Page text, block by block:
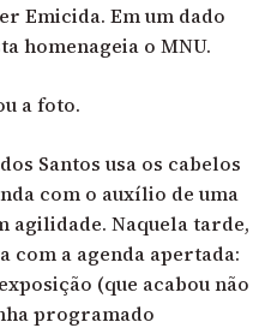
Emicida. Em um dado
homenageia o MNU.
a foto.
Santos usa os cabelos
com o auxílio de uma
agilidade. Naquela tarde,
com a agenda apertada:
(que acabou não
programado